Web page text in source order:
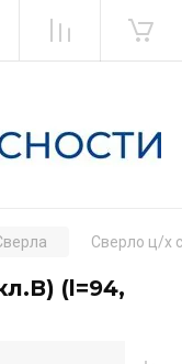
Сверло ц/х
(l=94,